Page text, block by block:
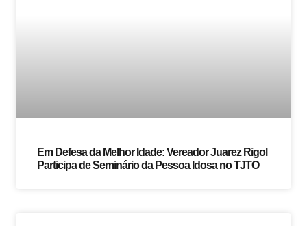
Em Defesa da Melhor Idade: Vereador Juarez Rigol
Participa de Seminário da Pessoa Idosa no TJTO